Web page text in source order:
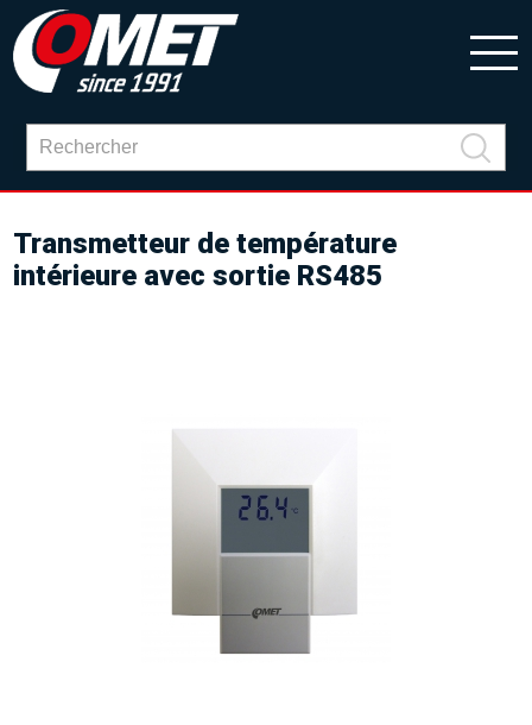
Transmetteur de température
intérieure avec sortie RS485